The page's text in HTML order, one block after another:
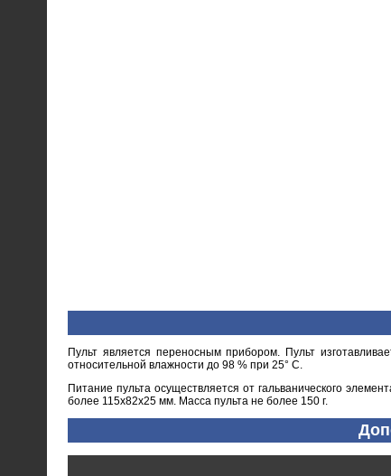
Пульт является переносным прибором. Пульт
относительной влажности до 98 % при 25° С.
Питание пульта осуществляется от гальванического
более 115х82х25 мм. Масса пульта не более 150 г.